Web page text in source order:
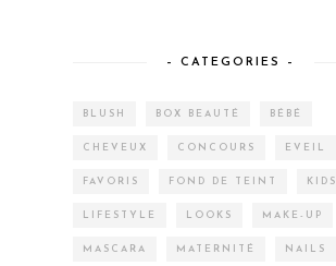
– CATEGORIES –
BLUSH BOX BEAUTÉ BÉBÉ
CHEVEUX CONCOURS EVEIL
FAVORIS FOND DE TEINT KIDS
LIFESTYLE LOOKS MAKE-UP
MASCARA MATERNITÉ NAILS